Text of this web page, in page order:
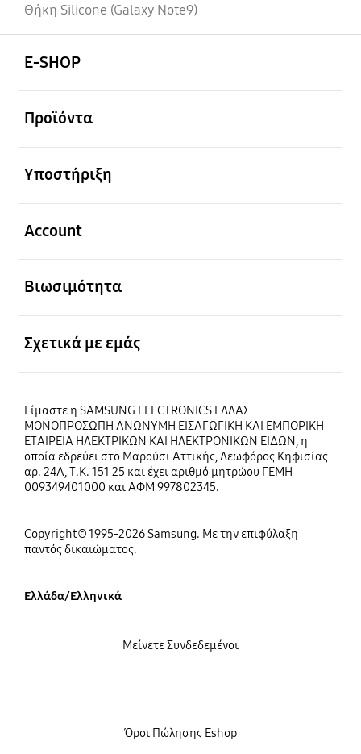
Θήκη Silicone (Galaxy Note9)
E-SHOP
Προϊόντα
Υποστήριξη
Account
Βιωσιμότητα
Σχετικά με εμάς
Είμαστε η SAMSUNG ELECTRONICS ΕΛΛΑΣ
ΜΟΝΟΠΡΟΣΩΠΗ ΑΝΩΝΥΜΗ ΕΙΣΑΓΩΓΙΚΗ ΚΑΙ ΕΜΠΟΡΙΚΗ
ΕΤΑΙΡΕΙΑ ΗΛΕΚΤΡΙΚΩΝ ΚΑΙ ΗΛΕΚΤΡΟΝΙΚΩΝ ΕΙΔΩΝ, η
οποία εδρεύει στο Μαρούσι Αττικής, Λεωφόρος Κηφισίας
αρ. 24Α, Τ.Κ. 151 25 και έχει αριθμό μητρώου ΓΕΜΗ
009349401000 και ΑΦΜ 997802345.
Copyright© 1995-2026 Samsung. Με την επιφύλαξη
παντός δικαιώματος.
Ελλάδα/Ελληνικά
Όροι Πώλησης Eshop
Μείνετε Συνδεδεμένοι